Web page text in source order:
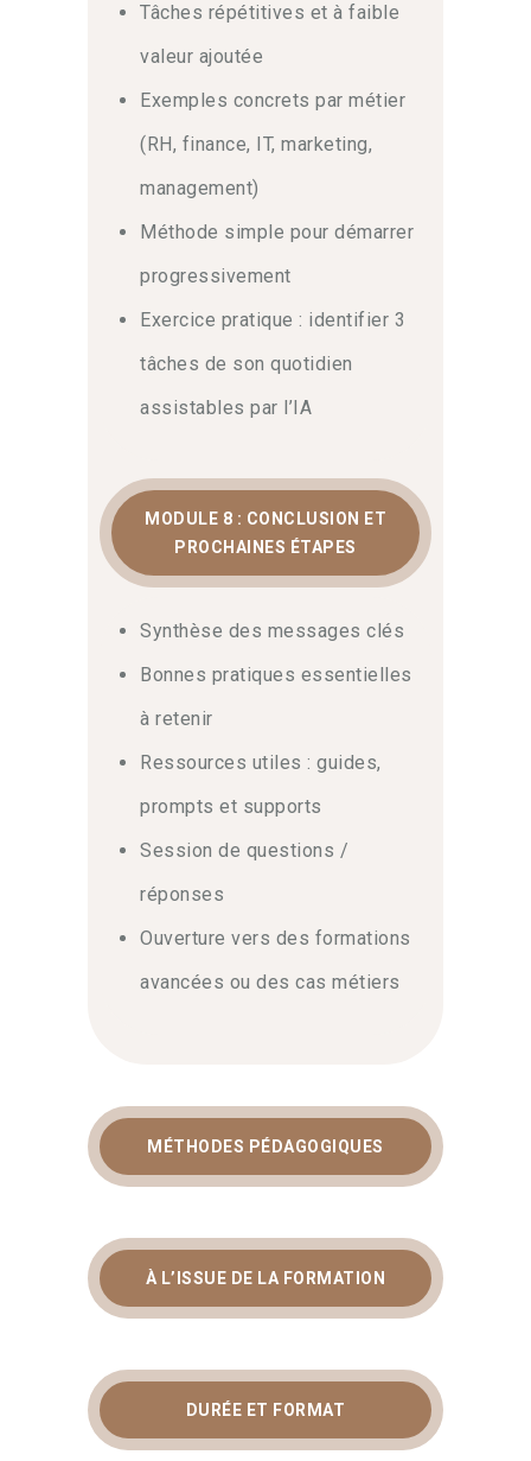
Tâches répétitives et à faible
valeur ajoutée
Exemples concrets par métier
(RH, finance, IT, marketing,
management)
Méthode simple pour démarrer
progressivement
Exercice pratique : identifier 3
tâches de son quotidien
assistables par l’IA
MODULE 8 : CONCLUSION ET
PROCHAINES ÉTAPES
Synthèse des messages clés
Bonnes pratiques essentielles
à retenir
Ressources utiles : guides,
prompts et supports
Session de questions /
réponses
Ouverture vers des formations
avancées ou des cas métiers
MÉTHODES PÉDAGOGIQUES
À L’ISSUE DE LA FORMATION
DURÉE ET FORMAT